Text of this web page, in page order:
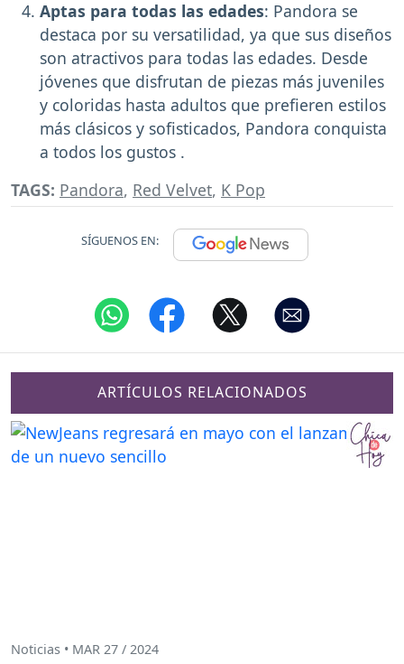
Aptas para todas las edades: Pandora se
destaca por su versatilidad, ya que sus diseños
son atractivos para todas las edades. Desde
jóvenes que disfrutan de piezas más juveniles
y coloridas hasta adultos que prefieren estilos
más clásicos y sofisticados, Pandora conquista
a todos los gustos .
TAGS: Pandora, Red Velvet, K Pop
SÍGUENOS EN:
ARTÍCULOS RELACIONADOS
Noticias • MAR 27 / 2024